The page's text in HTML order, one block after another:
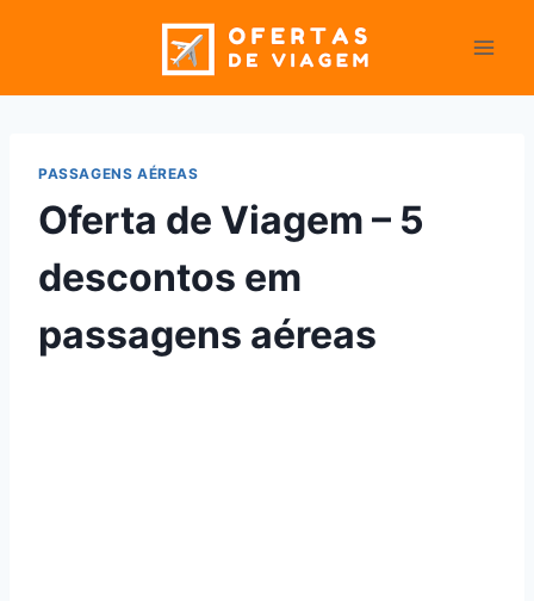
PASSAGENS AÉREAS
Oferta de Viagem – 5
descontos em
passagens aéreas